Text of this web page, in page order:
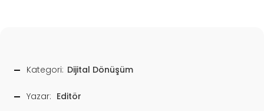
Kategori: Dijital Dönüşüm
Yazar: Editör